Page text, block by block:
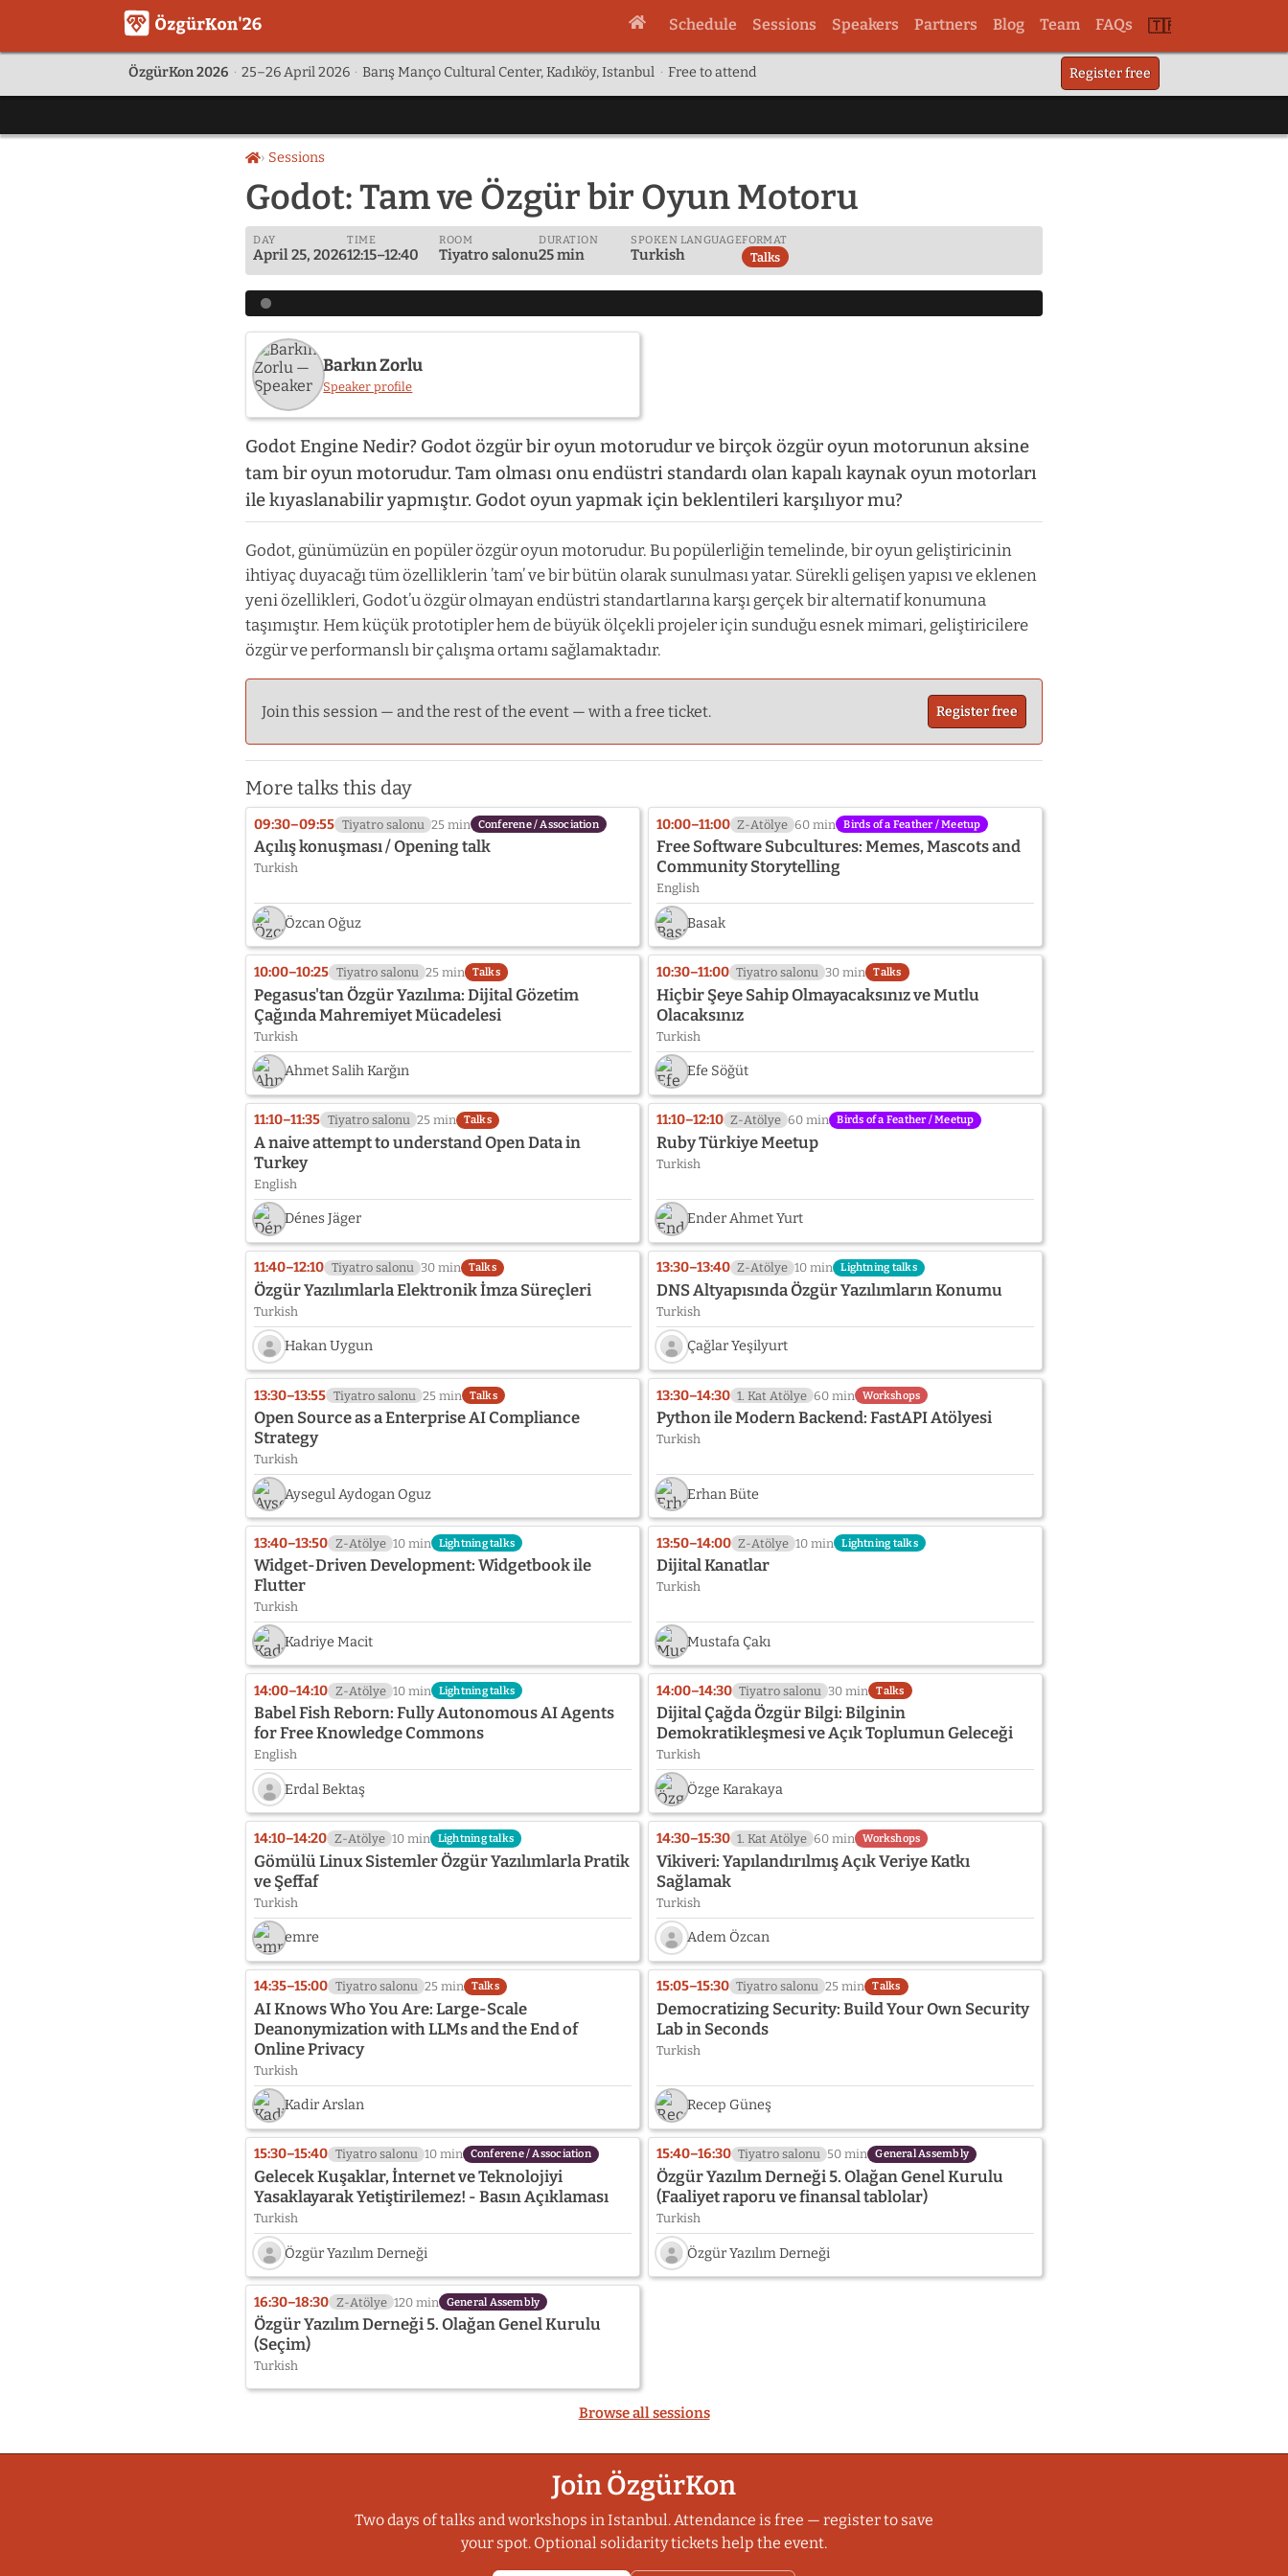
Schedule Sessions Speakers Partners Blog Team
FAQs
Switch
to
ÖzgürKon 2026 · 25–26 April 2026 · Barış Manço Cultural Center, Kadıköy, Istanbul · Free to attend Register free
HomeSessions
Godot: Tam ve Özgür bir Oyun Motoru
DAY
April 25, 2026
TIME
12:15–12:40
ROOM
Tiyatro salonu
DURATION
25 min
SPOKEN LANGUAGE
Turkish
FORMAT
Talks
Barkın Zorlu
Speaker profile
Godot Engine Nedir? Godot özgür bir oyun motorudur ve birçok özgür oyun motorunun aksine
tam bir oyun motorudur. Tam olması onu endüstri standardı olan kapalı kaynak oyun motorları
ile kıyaslanabilir yapmıştır. Godot oyun yapmak için beklentileri karşılıyor mu?
Godot, günümüzün en popüler özgür oyun motorudur. Bu popülerliğin temelinde, bir oyun geliştiricinin
ihtiyaç duyacağı tüm özelliklerin ’tam’ ve bir bütün olarak sunulması yatar. Sürekli gelişen yapısı ve eklenen
yeni özellikleri, Godot’u özgür olmayan endüstri standartlarına karşı gerçek bir alternatif konumuna
taşımıştır. Hem küçük prototipler hem de büyük ölçekli projeler için sunduğu esnek mimari, geliştiricilere
özgür ve performanslı bir çalışma ortamı sağlamaktadır.
Join this session — and the rest of the event — with a free ticket. Register free
More talks this day
09:30–09:55 Tiyatro salonu 25 min Conferene / Association
Açılış konuşması / Opening talk
Turkish
Özcan Oğuz
10:00–11:00 Z-Atölye 60 min Birds of a Feather / Meetup
Free Software Subcultures: Memes, Mascots and
Community Storytelling
English
Basak
10:00–10:25 Tiyatro salonu 25 min Talks
Pegasus'tan Özgür Yazılıma: Dijital Gözetim
Çağında Mahremiyet Mücadelesi
Turkish
Ahmet Salih Karğın
10:30–11:00 Tiyatro salonu 30 min Talks
Hiçbir Şeye Sahip Olmayacaksınız ve Mutlu
Olacaksınız
Turkish
Efe Söğüt
11:10–11:35 Tiyatro salonu 25 min Talks
A naive attempt to understand Open Data in
Turkey
English
Dénes Jäger
11:10–12:10 Z-Atölye 60 min Birds of a Feather / Meetup
Ruby Türkiye Meetup
Turkish
Ender Ahmet Yurt
11:40–12:10 Tiyatro salonu 30 min Talks
Özgür Yazılımlarla Elektronik İmza Süreçleri
Turkish
Speaker
photo
not
provided
yet:
Hakan
Uygun
Hakan Uygun
13:30–13:40 Z-Atölye 10 min Lightning talks
DNS Altyapısında Özgür Yazılımların Konumu
Turkish
Speaker
photo
not
provided
yet:
Yeşilyurt
Çağlar Yeşilyurt
13:30–13:55 Tiyatro salonu 25 min Talks
Open Source as a Enterprise AI Compliance
Strategy
Turkish
Aysegul Aydogan Oguz
13:30–14:30 1. Kat Atölye 60 min Workshops
Python ile Modern Backend: FastAPI Atölyesi
Turkish
Erhan Büte
13:40–13:50 Z-Atölye 10 min Lightning talks
Widget-Driven Development: Widgetbook ile
Flutter
Turkish
Kadriye Macit
13:50–14:00 Z-Atölye 10 min Lightning talks
Dijital Kanatlar
Turkish
Mustafa Çakı
14:00–14:10 Z-Atölye 10 min Lightning talks
Babel Fish Reborn: Fully Autonomous AI Agents
for Free Knowledge Commons
English
Speaker
photo
not
provided
yet:
Erdal
Bektaş
Erdal Bektaş
14:00–14:30 Tiyatro salonu 30 min Talks
Dijital Çağda Özgür Bilgi: Bilginin
Demokratikleşmesi ve Açık Toplumun Geleceği
Turkish
Özge Karakaya
14:10–14:20 Z-Atölye 10 min Lightning talks
Gömülü Linux Sistemler Özgür Yazılımlarla Pratik
ve Şeffaf
Turkish
emre
14:30–15:30 1. Kat Atölye 60 min Workshops
Vikiveri: Yapılandırılmış Açık Veriye Katkı
Sağlamak
Turkish
Speaker
photo
provided
yet:
Adem
Adem Özcan
14:35–15:00 Tiyatro salonu 25 min Talks
AI Knows Who You Are: Large-Scale
Deanonymization with LLMs and the End of
Online Privacy
Turkish
Kadir Arslan
15:05–15:30 Tiyatro salonu 25 min Talks
Democratizing Security: Build Your Own Security
Lab in Seconds
Turkish
Recep Güneş
15:30–15:40 Tiyatro salonu 10 min Conferene / Association
Gelecek Kuşaklar, İnternet ve Teknolojiyi
Yasaklayarak Yetiştirilemez! - Basın Açıklaması
Turkish
Speaker
photo
not
provided
yet:
Özgür
Yazılım
Özgür Yazılım Derneği
15:40–16:30 Tiyatro salonu 50 min General Assembly
Özgür Yazılım Derneği 5. Olağan Genel Kurulu
(Faaliyet raporu ve finansal tablolar)
Turkish
Speaker
Derneği
Özgür Yazılım Derneği
16:30–18:30 Z-Atölye 120 min General Assembly
Özgür Yazılım Derneği 5. Olağan Genel Kurulu
(Seçim)
Turkish
Browse all sessions
Join ÖzgürKon
Two days of talks and workshops in Istanbul. Attendance is free — register to save
your spot. Optional solidarity tickets help the event.